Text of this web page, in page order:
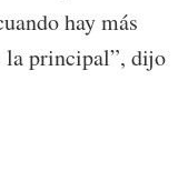
hay más
la principal”, dijo